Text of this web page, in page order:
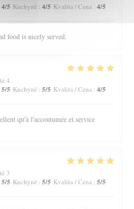
4/5 Kuchyně : 4/5 Kvalita / Cena : 4/5
food is nicely served.
4
5/5 Kuchyně : 5/5 Kvalita / Cena : 4/5
qu'à l'accoutumée et service
3
5/5 Kuchyně : 5/5 Kvalita / Cena : 5/5